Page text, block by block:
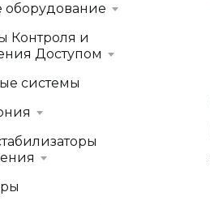
оборудование
Контроля и
Доступом
системы